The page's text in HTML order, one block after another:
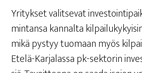
Yri­tyk­set valit­se­vat
min­tan­sa kan­nal­ta
mikä pys­tyy tuo­maan myös
Ete­lä-Kar­ja­las­sa pk-sek­to­rin